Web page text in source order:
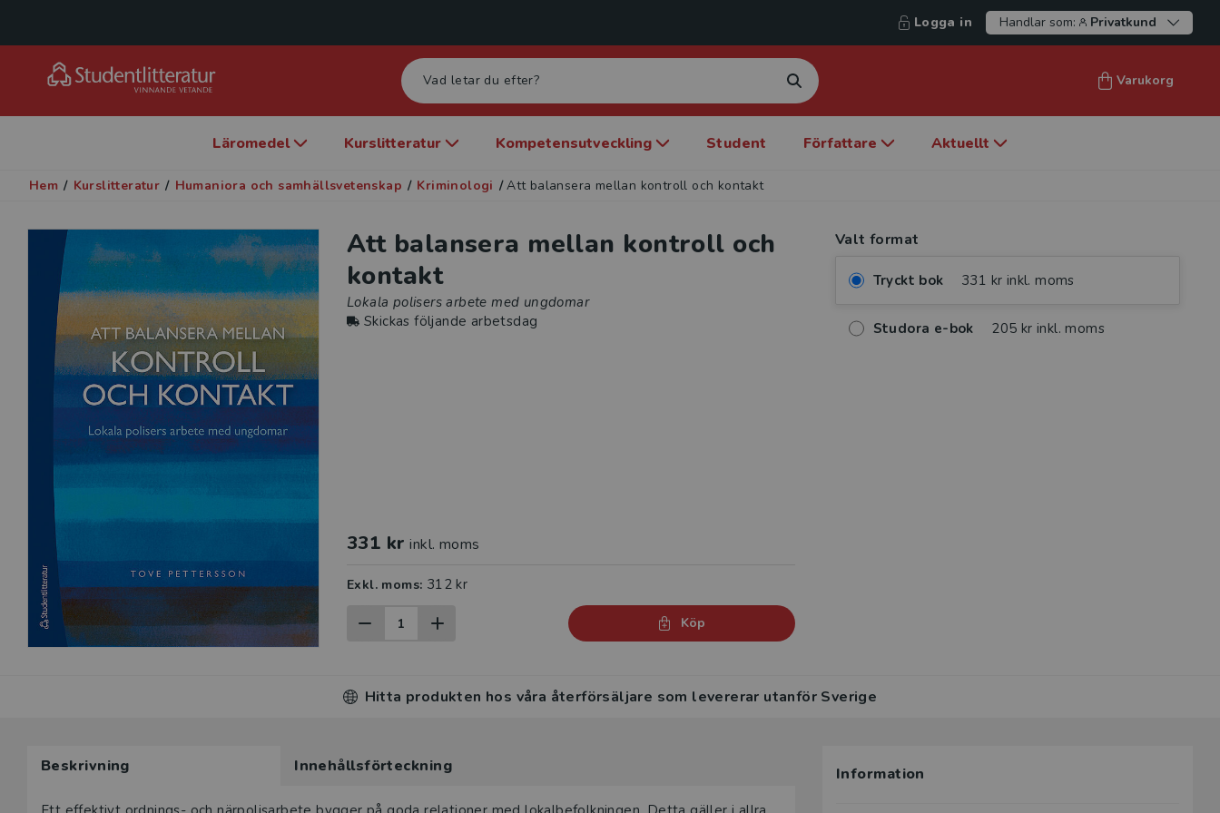
Logga in Handlar som: Privatkund
Varukorg
Läromedel Kurslitteratur Kompetensutveckling Student Författare Aktuellt
Hem / Kurslitteratur / Humaniora och samhällsvetenskap / Kriminologi / Att balansera mellan kontroll och kontakt
Att balansera mellan kontroll och
kontakt
Lokala polisers arbete med ungdomar
Skickas följande arbetsdag
331 kr inkl. moms
Exkl. moms: 312 kr
Köp
Valt format
Tryckt bok 331 kr inkl. moms
Studora e-bok 205 kr inkl. moms
Hitta produkten hos våra återförsäljare som levererar utanför Sverige
Beskrivning Innehållsförteckning Information